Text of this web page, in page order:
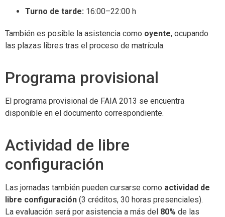
Turno de tarde: 16:00–22:00 h
También es posible la asistencia como oyente, ocupando
las plazas libres tras el proceso de matrícula.
Programa provisional
El programa provisional de FAIA 2013 se encuentra
disponible en el documento correspondiente.
Actividad de libre
configuración
Las jornadas también pueden cursarse como actividad de
libre configuración (3 créditos, 30 horas presenciales).
La evaluación será por asistencia a más del 80% de las